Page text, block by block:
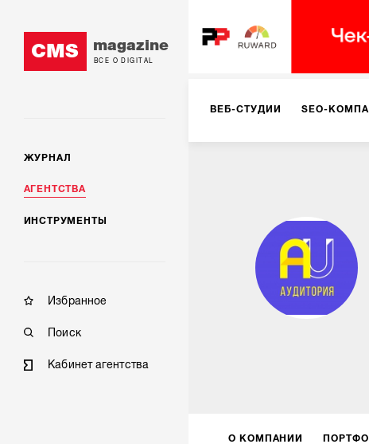
CMS magazine
ВСЕ О DIGITAL
ЖУРНАЛ
АГЕНТСТВА
ИНСТРУМЕНТЫ
Избранное
Поиск
Кабинет агентства
ВЕБ-СТУДИИ SEO-
РЕКЛАМА НА ИНТЕРНЕТ-
КОНСАЛТИНГ VR/AR
О КОМПАНИИ